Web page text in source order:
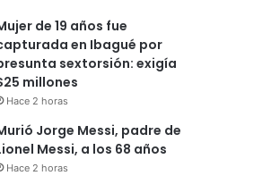
de 19 años fue
en Ibagué por
sextorsión: exigía
millones
Hace 2 horas
Jorge Messi, padre de
Messi, a los 68 años
Hace 2 horas